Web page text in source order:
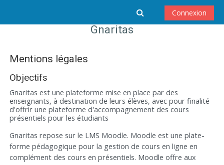
Activer/Connexion
Gnaritas
Mentions légales
Objectifs
Gnaritas est une plateforme mise en place par des
enseignants, à destination de leurs élèves, avec pour finalité
d'offrir une plateforme d'accompagnement des cours
présentiels pour les étudiants
Gnaritas repose sur le LMS Moodle. Moodle est une plate-
forme pédagogique pour la gestion de cours en ligne en
complément des cours en présentiels. Moodle offre aux